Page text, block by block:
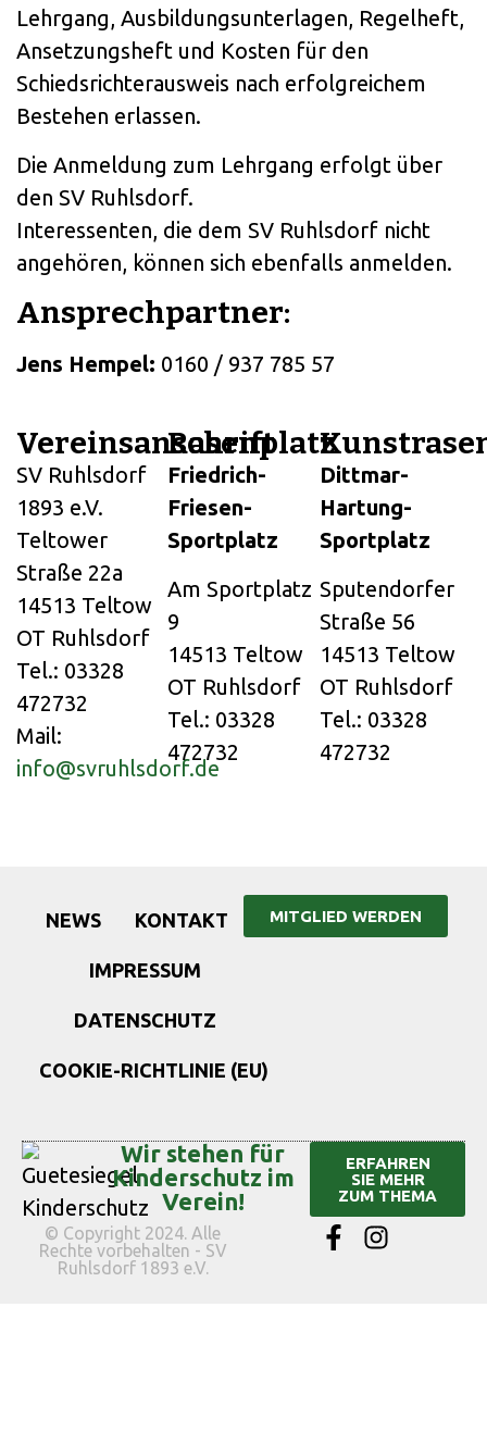
Lehrgang, Ausbildungsunterlagen, Regelheft,
Ansetzungsheft und Kosten für den
Schiedsrichterausweis nach erfolgreichem
Bestehen erlassen.
Die Anmeldung zum Lehrgang erfolgt über
den SV Ruhlsdorf.
Interessenten, die dem SV Ruhlsdorf nicht
angehören, können sich ebenfalls anmelden.
Ansprechpartner:
Jens Hempel: 0160 / 937 785 57
Vereinsanschrift
SV Ruhlsdorf
1893 e.V.
Teltower
Straße 22a
14513 Teltow
OT Ruhlsdorf
Tel.: 03328
472732
Mail:
info@svruhlsdorf.de
Rasenplatz
Friedrich-
Friesen-
Sportplatz
Am Sportplatz
9
14513 Teltow
OT Ruhlsdorf
Tel.: 03328
472732
Dittmar-
Hartung-
Sportplatz
Sputendorfer
Straße 56
14513 Teltow
OT Ruhlsdorf
Tel.: 03328
472732
NEWS KONTAKT
IMPRESSUM
DATENSCHUTZ
COOKIE-RICHTLINIE (EU)
MITGLIED WERDEN
Wir stehen für
Kinderschutz im
Verein!
ERFAHREN
SIE MEHR
ZUM THEMA
© Copyright 2024. Alle
Rechte vorbehalten - SV
Ruhlsdorf 1893 e.V.